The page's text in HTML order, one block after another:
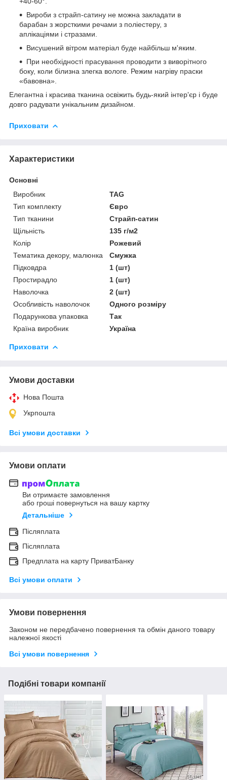
Вироби з страйп-сатину не можна закладати в
барабан з жорсткими речами з поліестеру, з
аплікаціями і стразами.
Висушений вітром матеріал буде найбільш м'яким.
При необхідності прасування проводити з виворітного
боку, коли білизна злегка вологе. Режим нагріву праски
«бавовна».
Елегантна і красива тканина освіжить будь-який інтер'єр і буде
довго радувати унікальним дизайном.
Приховати
Характеристики
Основні
Виробник
TAG
Тип комплекту
Євро
Тип тканини
Страйп-сатин
Щільність
135 г/м2
Колір
Рожевий
Тематика декору, малюнка
Смужка
Підковдра
1 (шт)
Простирадло
1 (шт)
Наволочка
2 (шт)
Особливість наволочок
Одного розміру
Подарункова упаковка
Так
Країна виробник
Україна
Приховати
Умови доставки
Нова Пошта
Укрпошта
Всі умови доставки
Умови оплати
Ви отримаєте замовлення
або гроші повернуться на вашу картку
Детальніше
Післяплата
Післяплата
Предплата на карту ПриватБанку
Всі умови оплати
Умови повернення
Законом не передбачено повернення та обмін даного товару
належної якості
Всі умови повернення
Подібні товари компанії